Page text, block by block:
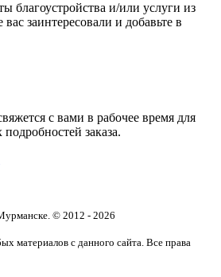
благоустройства и/или услуги из
заинтересовали и добавьте в
с вами в рабочее время для
подробностей заказа.
© 2012 - 2026
материалов с данного сайта. Все права